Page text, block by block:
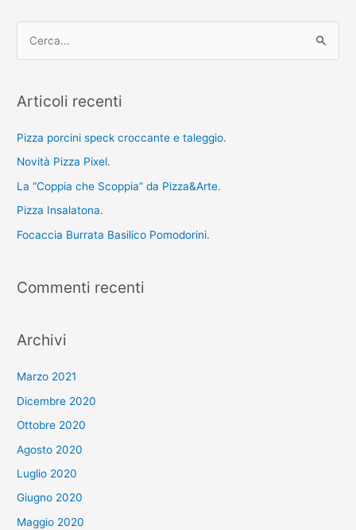
c
Articoli recenti
Pizza porcini speck croccante e taleggio.
Novità Pizza Pixel.
La “Coppia che Scoppia” da Pizza&Arte.
Pizza Insalatona.
Focaccia Burrata Basilico Pomodorini.
Commenti recenti
Archivi
Marzo 2021
Dicembre 2020
Ottobre 2020
Agosto 2020
Luglio 2020
Giugno 2020
Maggio 2020